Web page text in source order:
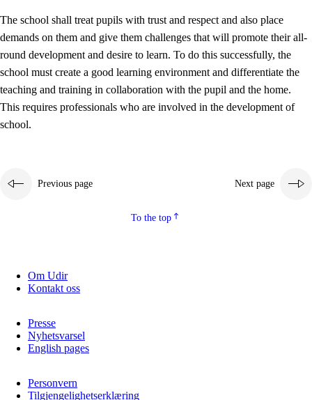
3.2 Teaching and differentiated instruction
3.3 Cooperation between home and school
3.4
On-the-job training in a training establishment and
3.5 Professional environment and school development
The school shall treat pupils with trust and respect and also place
demands on them and give them challenges that will promote their all-
round development and desire to learn. To do this successfully, the
school must create a good learning environment and differentiate the
teaching and training in collaboration with the pupil and the home.
This requires professionals who are involved in the development of
school.
Previous page Next page
To the top
Om Udir
Kontakt oss
Presse
Nyhetsvarsel
English pages
Personvern
Tilgjengelighetserklæring